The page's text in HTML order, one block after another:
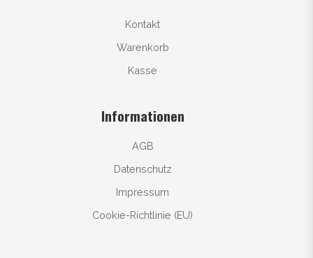
Kontakt
Warenkorb
Kasse
Informationen
AGB
Datenschutz
Impressum
Cookie-Richtlinie (EU)